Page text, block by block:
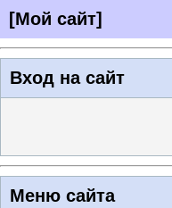
[Мой сайт]
Вход на сайт
Меню сайта